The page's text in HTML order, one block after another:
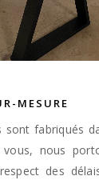
MESURE
sont fabriqués
vous, nous
des